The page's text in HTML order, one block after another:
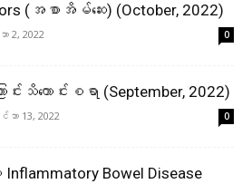
(အစာအိမ်ဆေး) (October, 2022)
2, 2022 0
ာင်းသိကောင်းစရာ (September, 2022)
ာ 13, 2022 0
Inflammatory Bowel Disease